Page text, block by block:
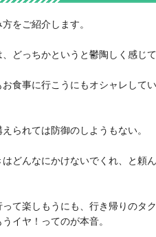
をご紹介します。
どっちかというと鬱陶しく感じて
食事に行こうにもオシャレして
られては防御のしようもない。
どんなにかけないでくれ、と頼
て楽しもうにも、行き帰りのタ
イヤ！ってのが本音。